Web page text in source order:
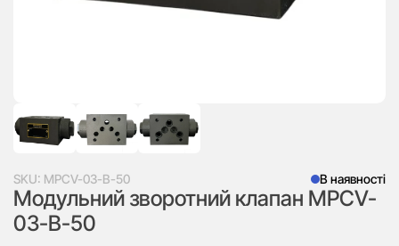
SKU: MPCV-03-B-50 В наявності
Модульний зворотний клапан MPCV-
03-B-50